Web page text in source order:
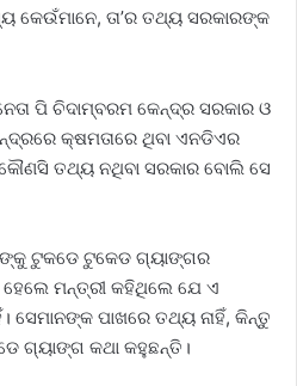
ତା’ର ତଥ୍ୟ ସରକାରଙ୍କ
ପି ଚିଦାମ୍ବରମ କେନ୍ଦ୍ର ସରକାର ଓ
କ୍ଷମତାରେ ଥିବା ଏନଡିଏର
ତଥ୍ୟ ନଥିବା ସରକାର ବୋଲି ସେ
ଟୁକଡେ ଟୁକେଡ ଗ୍ୟାଙ୍ଗର
ହେଲେ ମନ୍ତ୍ରୀ କହିଥିଲେ ଯେ ଏ
ସେମାନଙ୍କ ପାଖରେ ତଥ୍ୟ ନାହିଁ, କିନ୍ତୁ
ଗ୍ୟାଙ୍ଗ କଥା କହୁଛନ୍ତି।